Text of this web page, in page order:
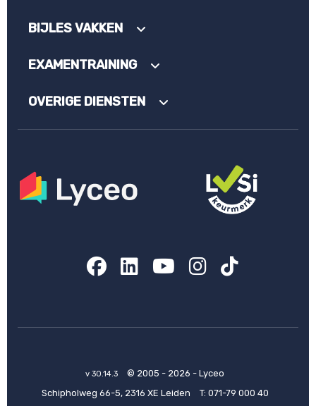
BIJLES VAKKEN
EXAMENTRAINING
OVERIGE DIENSTEN
Facebook
LinkedIn
YouTube
Instagram
TikTok
v 30.14.3
© 2005 - 2026 - Lyceo
Schipholweg 66-5, 2316 XE Leiden
T: 071-79 000 40